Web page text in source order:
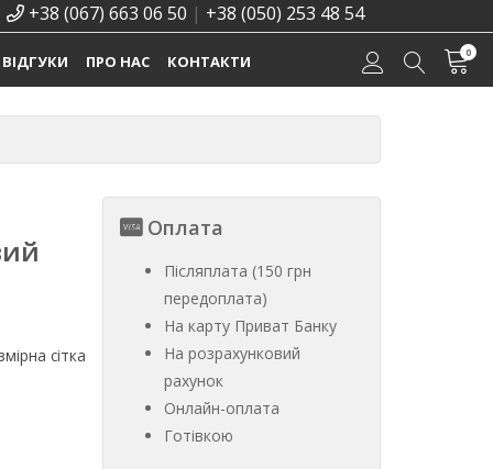
+38 (067) 663 06 50 | +38 (050) 253 48 54
0
ВІДГУКИ ПРО НАС КОНТАКТИ
сітка
Оплата
Післяплата (150 грн
передоплата)
На карту Приват Банку
На розрахунковий
рахунок
Онлайн-оплата
Готівкою